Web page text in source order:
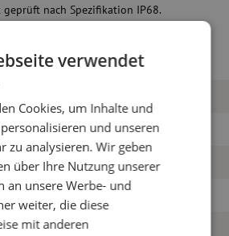
geprüft nach Spezifikation IP68.
M16 Kabel 4,5mm bis
Grün
24
Spleissmuffe, FDM1-FO-VM, Friedl
M00003554
verwendet
Cookies, um Inhalte und
und unseren
zu analysieren. Wir geben
über Ihre Nutzung unserer
an unsere Werbe- und
weiter, die diese
mit anderen